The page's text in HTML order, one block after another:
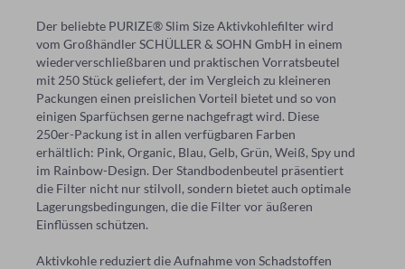
Der beliebte PURIZE® Slim Size Aktivkohlefilter wird
vom Großhändler SCHÜLLER & SOHN GmbH in einem
wiederverschließbaren und praktischen Vorratsbeutel
mit 250 Stück geliefert, der im Vergleich zu kleineren
Packungen einen preislichen Vorteil bietet und so von
einigen Sparfüchsen gerne nachgefragt wird. Diese
250er-Packung ist in allen verfügbaren Farben
erhältlich: Pink, Organic, Blau, Gelb, Grün, Weiß, Spy und
im Rainbow-Design. Der Standbodenbeutel präsentiert
die Filter nicht nur stilvoll, sondern bietet auch optimale
Lagerungsbedingungen, die die Filter vor äußeren
Einflüssen schützen.
Aktivkohle reduziert die Aufnahme von Schadstoffen